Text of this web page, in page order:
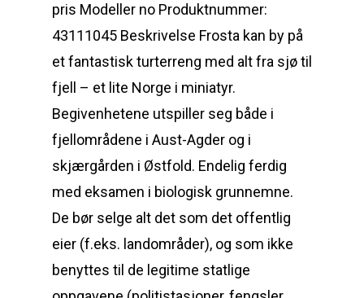
pris Modeller no Produktnummer:
43111045 Beskrivelse Frosta kan by på
et fantastisk turterreng med alt fra sjø til
fjell – et lite Norge i miniatyr.
Begivenhetene utspiller seg både i
fjellområdene i Aust-Agder og i
skjærgården i Østfold. Endelig ferdig
med eksamen i biologisk grunnemne.
De bør selge alt det som det offentlig
eier (f.eks. landområder), og som ikke
benyttes til de legitime statlige